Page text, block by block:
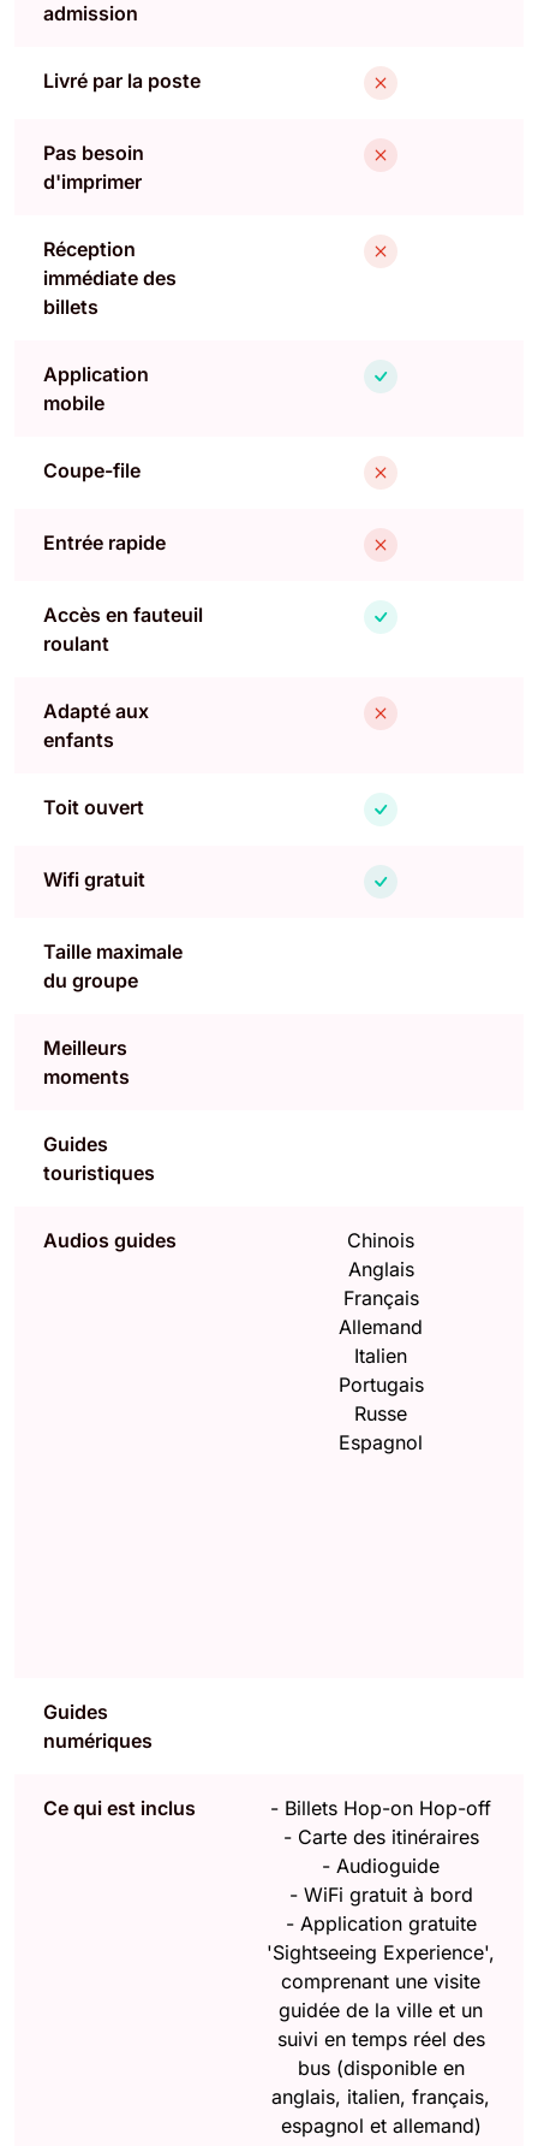
admission
Livré par la poste
Pas besoin
d'imprimer
Réception
immédiate des
billets
Application
mobile
Coupe-file
Entrée rapide
Accès en fauteuil
roulant
Adapté aux
enfants
Toit ouvert
Wifi gratuit
Taille maximale
du groupe
Meilleurs
moments
Guides
touristiques
Audios guides
Chinois
Anglais
Français
Allemand
Italien
Portugais
Russe
Espagnol
Guides
numériques
Ce qui est inclus
- Billets Hop-on Hop-off
- Carte des itinéraires
- Audioguide
- WiFi gratuit à bord
- Application gratuite
'Sightseeing Experience',
comprenant une visite
guidée de la ville et un
suivi en temps réel des
bus (disponible en
anglais, italien, français,
espagnol et allemand)